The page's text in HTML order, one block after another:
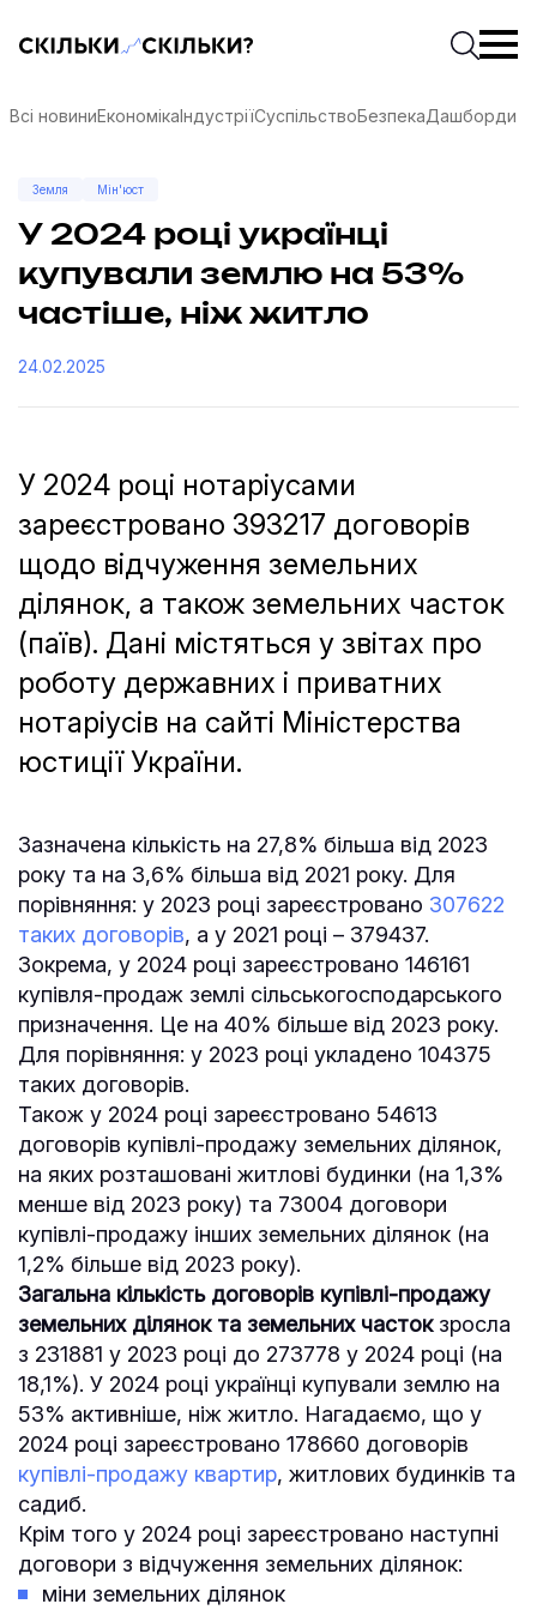
Скільки-скільки? — Медіа про суспільні даніПочати
Всі новиниЕкономікаІндустріїСуспільствоБезпекаДашборди
Земля Мін'юст
У 2024 році українці
купували землю на 53%
частіше, ніж житло
24.02.2025
У 2024 році нотаріусами
зареєстровано 393217 договорів
щодо відчуження земельних
ділянок, а також земельних часток
(паїв). Дані містяться у звітах про
роботу державних і приватних
нотаріусів на сайті Міністерства
юстиції України.
Зазначена кількість на 27,8% більша від 2023
року та на 3,6% більша від 2021 року. Для
порівняння: у 2023 році зареєстровано 307622
таких договорів, а у 2021 році – 379437.
Зокрема, у 2024 році зареєстровано 146161
купівля-продаж землі сільськогосподарського
призначення. Це на 40% більше від 2023 року.
Для порівняння: у 2023 році укладено 104375
таких договорів.
Також у 2024 році зареєстровано 54613
договорів купівлі-продажу земельних ділянок,
на яких розташовані житлові будинки (на 1,3%
менше від 2023 року) та 73004 договори
купівлі-продажу інших земельних ділянок (на
1,2% більше від 2023 року).
Загальна кількість договорів купівлі-продажу
земельних ділянок та земельних частокзросла
з 231881 у 2023 році до 273778 у 2024 році (на
18,1%). У 2024 році українці купували землю на
53% активніше, ніж житло. Нагадаємо, що у
2024 році зареєстровано 178660 договорів
купівлі-продажу квартир, житлових будинків та
садиб.
Крім того у 2024 році зареєстровано наступні
договори з відчуження земельних ділянок:
міни земельних ділянок